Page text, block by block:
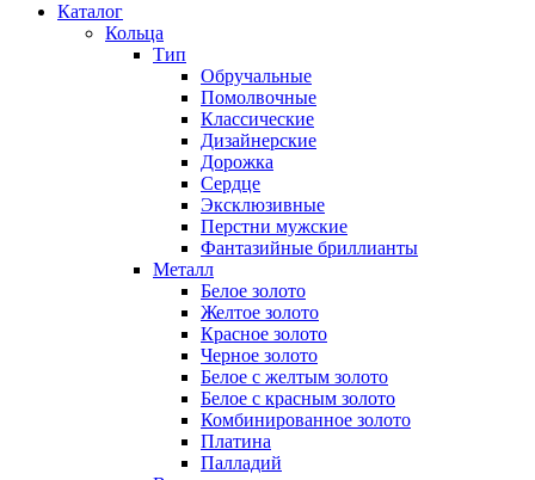
Каталог
Кольца
Тип
Обручальные
Помолвочные
Классические
Дизайнерские
Дорожка
Сердце
Эксклюзивные
Перстни мужские
Фантазийные бриллианты
Металл
Белое золото
Желтое золото
Красное золото
Черное золото
Белое с желтым золото
Белое с красным золото
Комбинированное золото
Платина
Палладий